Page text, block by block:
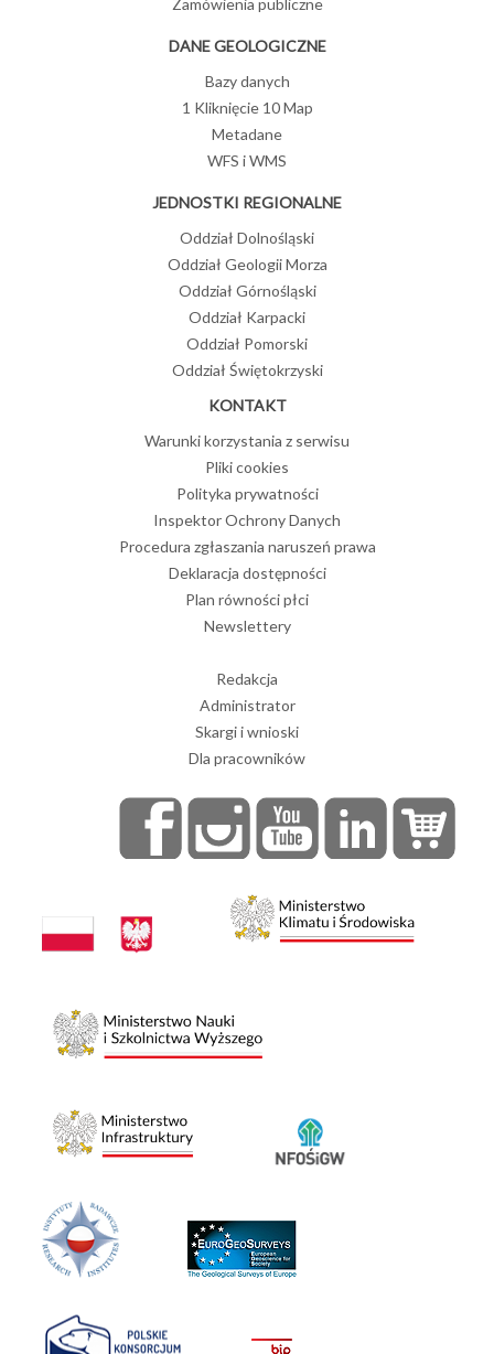
Zamówienia publiczne
DANE GEOLOGICZNE
Bazy danych
1 Kliknięcie 10 Map
Metadane
WFS i WMS
JEDNOSTKI REGIONALNE
Oddział Dolnośląski
Oddział Geologii Morza
Oddział Górnośląski
Oddział Karpacki
Oddział Pomorski
Oddział Świętokrzyski
KONTAKT
Warunki korzystania z serwisu
Pliki cookies
Polityka prywatności
Inspektor Ochrony Danych
Procedura zgłaszania naruszeń prawa
Deklaracja dostępności
Plan równości płci
Newslettery
Redakcja
Administrator
Skargi i wnioski
Dla pracowników